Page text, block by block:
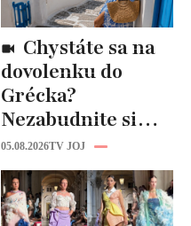
dovolenku do
Grécka?
Nezabudnite si
odtiaľ uloviť tieto
štýlové kúsky
05.08.2026TV JOJ